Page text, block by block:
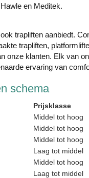
en Meditek.
trapliften aanbiedt.
trapliften,
onze klanten. Elk van
ervaring van
schema
Prijsklasse
Middel tot hoog
Middel tot hoog
Middel tot hoog
Laag tot middel
Middel tot hoog
Laag tot middel